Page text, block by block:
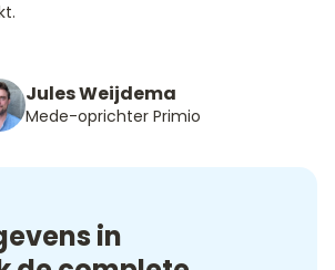
Jules Weijdema
Mede-oprichter Primio
in